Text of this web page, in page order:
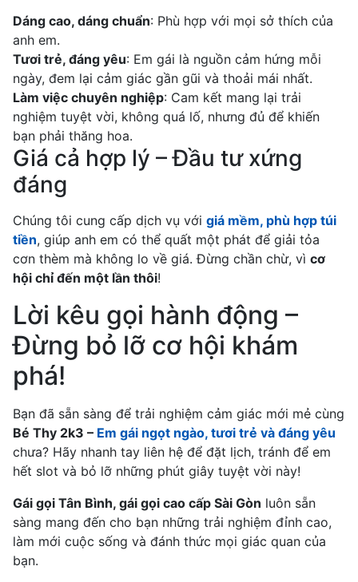
Dáng cao, dáng chuẩn: Phù hợp với mọi sở thích của
anh em.
Tươi trẻ, đáng yêu: Em gái là nguồn cảm hứng mỗi
ngày, đem lại cảm giác gần gũi và thoải mái nhất.
Làm việc chuyên nghiệp: Cam kết mang lại trải
nghiệm tuyệt vời, không quá lố, nhưng đủ để khiến
bạn phải thăng hoa.
Giá cả hợp lý – Đầu tư xứng
đáng
Chúng tôi cung cấp dịch vụ với giá mềm, phù hợp túi
tiền, giúp anh em có thể quất một phát để giải tỏa
cơn thèm mà không lo về giá. Đừng chần chừ, vì cơ
hội chỉ đến một lần thôi!
Lời kêu gọi hành động –
Đừng bỏ lỡ cơ hội khám
phá!
Bạn đã sẵn sàng để trải nghiệm cảm giác mới mẻ cùng
Bé Thy 2k3 – Em gái ngọt ngào, tươi trẻ và đáng yêu
chưa? Hãy nhanh tay liên hệ để đặt lịch, tránh để em
hết slot và bỏ lỡ những phút giây tuyệt vời này!
Gái gọi Tân Bình, gái gọi cao cấp Sài Gòn luôn sẵn
sàng mang đến cho bạn những trải nghiệm đỉnh cao,
làm mới cuộc sống và đánh thức mọi giác quan của
bạn.